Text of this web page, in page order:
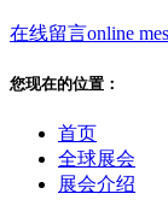
在线留言online
您现在的位置：
首页
全球展会
展会介绍